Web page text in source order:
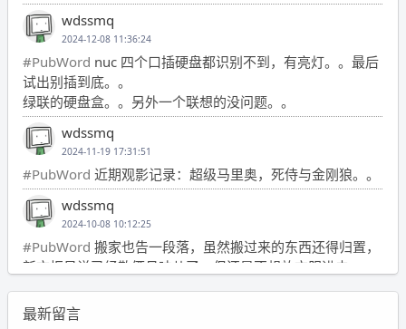
wdssmq
2024-12-08 11:36:24
#PubWord nuc 四个口插硬盘都识别不到，有亮灯。。最后
试出别插到底。。
绿联的硬盘盒。。另外一个联想的没问题。。
wdssmq
2024-11-19 17:31:51
#PubWord 近期观影记录：超级马里奥，死侍与金刚狼。。
wdssmq
2024-10-08 10:12:25
#PubWord 搬家也告一段落，虽然搬过来的东西还得归置，
新衣柜虽说已经散俩月味儿了，但还是不想放衣服进去。
wdssmq
2024-09-23 21:00:49
最新留言